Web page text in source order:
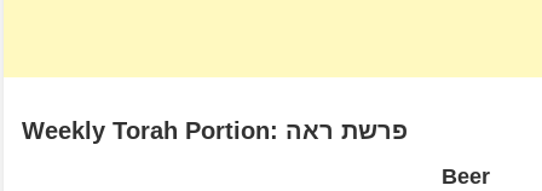
Weekly Torah Portion: פרשת ראה
Beer